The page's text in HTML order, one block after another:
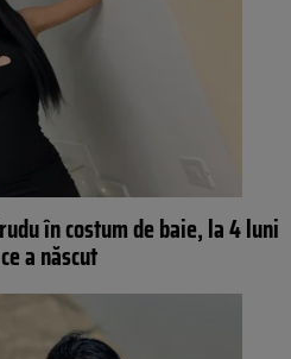
în costum de baie, la 4 luni
a născut